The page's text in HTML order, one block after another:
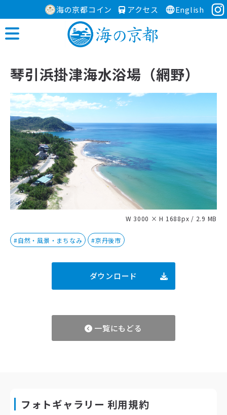
海の京都コイン アクセス English
琴引浜掛津海水浴場（網野）
W 3000 × H 1688px / 2.9 MB
#自然・風景・まちなみ #京丹後市
ダウンロード
一覧にもどる
フォトギャラリー 利用規約